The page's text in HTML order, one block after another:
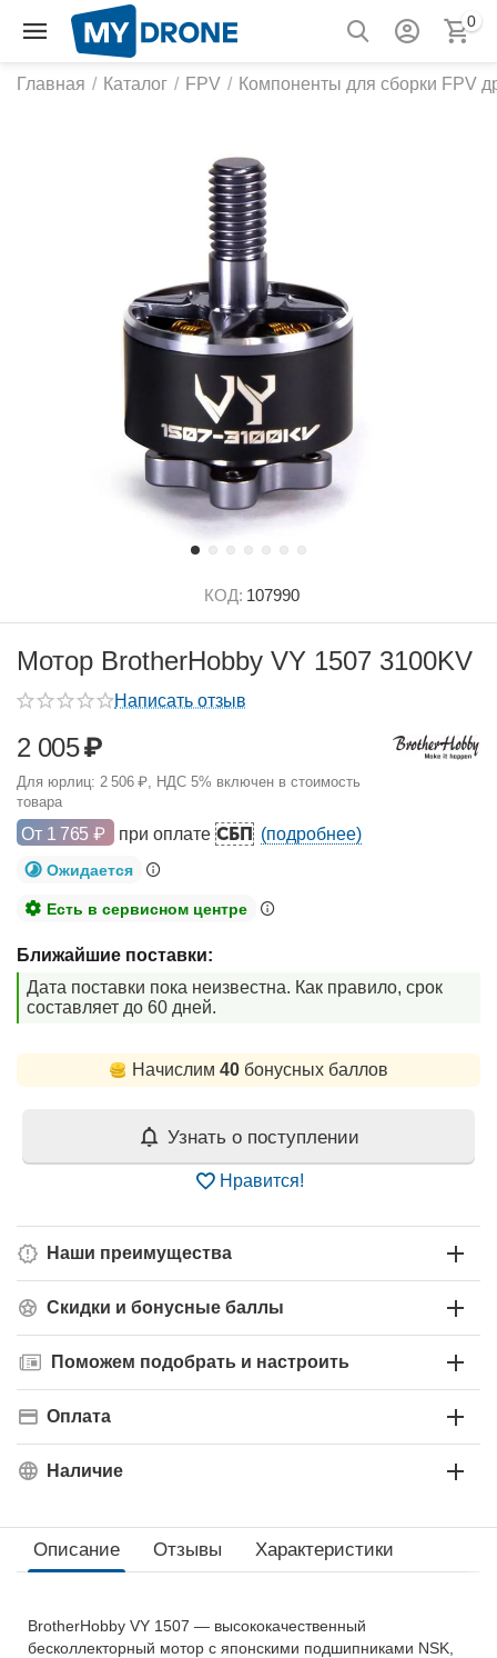
0
Главная / Каталог / FPV / Компоненты для сборки FPV
КОД: 107990
Мотор BrotherHobby VY 1507 3100KV
Написать отзыв
2 005₽
Для юрлиц: 2 506 ₽, НДС 5% включен в стоимость
товара
От 1 765 ₽ при оплате СБП (подробнее)
Ожидается
Есть в сервисном центре
Ближайшие поставки:
Дата поставки пока неизвестна. Как правило, срок
составляет до 60 дней.
Начислим 40бонусных баллов
Узнать о поступлении
Нравится!
Наши преимущества
Скидки и бонусные баллы
Поможем подобрать и настроить
Оплата
Наличие
Описание Отзывы Характеристики
BrotherHobby VY 1507 — высококачественный
бесколлекторный мотор с японскими подшипниками NSK,